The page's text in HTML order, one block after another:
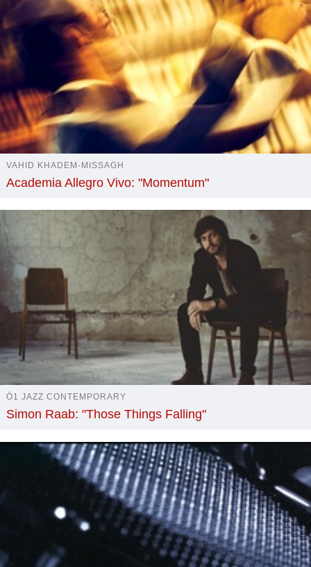
VAHID KHADEM-MISSAGH
Academia Allegro Vivo: "Momentum"
Ö1 JAZZ CONTEMPORARY
Simon Raab: "Those Things Falling"